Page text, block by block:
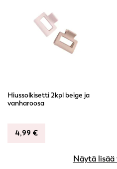
Hiussolkisetti 2kpl beige ja
vanharoosa
4,99 €
Näytä